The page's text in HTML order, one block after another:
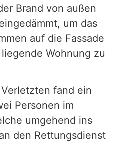
Brand von außen
um das
auf die Fassade
Wohnung zu
fand ein
Personen im
umgehend ins
den Rettungsdienst